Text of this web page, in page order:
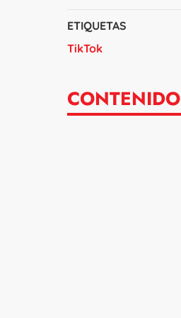
ETIQUETAS
TikTok